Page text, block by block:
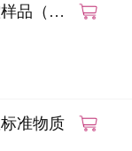
品（平
准物质